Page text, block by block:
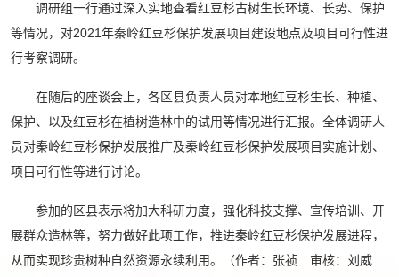
调研组一行通过深入实地查看红豆杉古树生长环境、长势、保护
等情况，对2021年秦岭红豆杉保护发展项目建设地点及项目可行性进
行考察调研。
在随后的座谈会上，各区县负责人员对本地红豆杉生长、种植、
保护、以及红豆杉在植树造林中的试用等情况进行汇报。全体调研人
员对秦岭红豆杉保护发展推广及秦岭红豆杉保护发展项目实施计划、
项目可行性等进行讨论。
参加的区县表示将加大科研力度，强化科技支撑、宣传培训、开
展群众造林等，努力做好此项工作，推进秦岭红豆杉保护发展进程，
从而实现珍贵树种自然资源永续利用。（作者：张祯 审核：刘威